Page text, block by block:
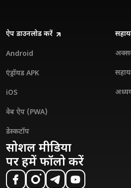
ऐप डाउनलोड करें
Android
एंड्रॉयड APK
iOS
वेब ऐप (PWA)
डेस्कटॉप
सोशल मीडिया
पर हमें फॉलो करें